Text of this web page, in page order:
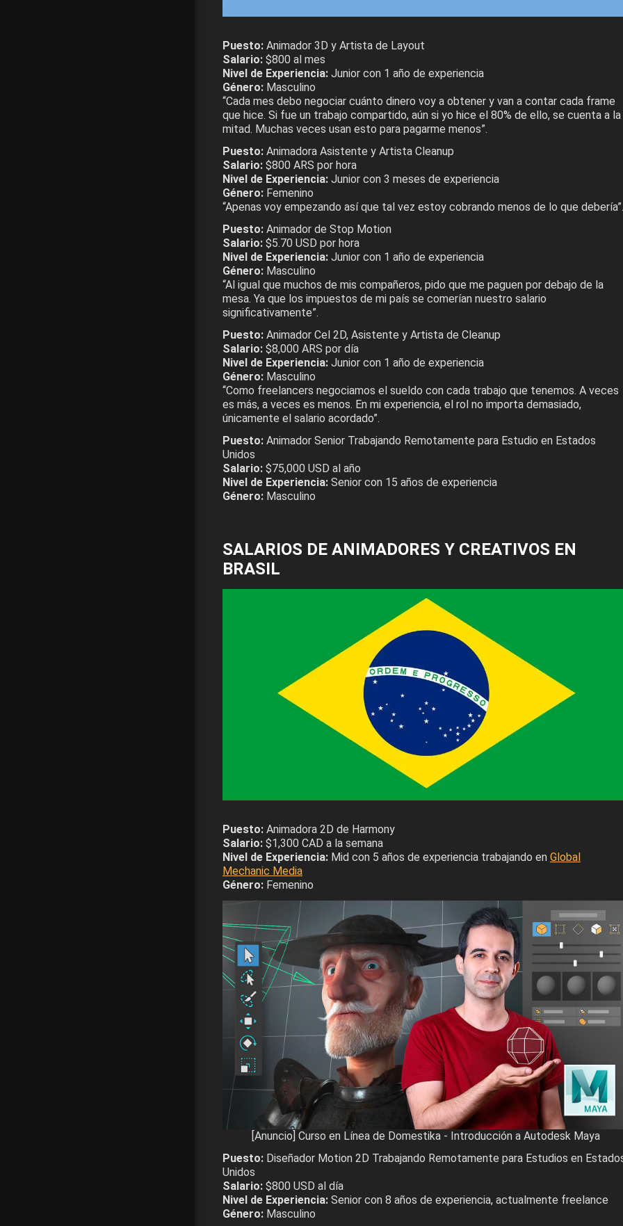
Puesto: Animador 3D y Artista de Layout
Salario: $800 al mes
Nivel de Experiencia: Junior con 1 año de experiencia
Género: Masculino
“Cada mes debo negociar cuánto dinero voy a obtener y van a contar cada frame
que hice. Si fue un trabajo compartido, aún si yo hice el 80% de ello, se cuenta a la
mitad. Muchas veces usan esto para pagarme menos”.
Puesto: Animadora Asistente y Artista Cleanup
Salario: $800 ARS por hora
Nivel de Experiencia: Junior con 3 meses de experiencia
Género: Femenino
“Apenas voy empezando así que tal vez estoy cobrando menos de lo que debería”.
Puesto: Animador de Stop Motion
Salario: $5.70 USD por hora
Nivel de Experiencia: Junior con 1 año de experiencia
Género: Masculino
“Al igual que muchos de mis compañeros, pido que me paguen por debajo de la
mesa. Ya que los impuestos de mi país se comerían nuestro salario
significativamente”.
Puesto: Animador Cel 2D, Asistente y Artista de Cleanup
Salario: $8,000 ARS por día
Nivel de Experiencia: Junior con 1 año de experiencia
Género: Masculino
“Como freelancers negociamos el sueldo con cada trabajo que tenemos. A veces
es más, a veces es menos. En mi experiencia, el rol no importa demasiado,
únicamente el salario acordado”.
Puesto: Animador Senior Trabajando Remotamente para Estudio en Estados
Unidos
Salario: $75,000 USD al año
Nivel de Experiencia: Senior con 15 años de experiencia
Género: Masculino
SALARIOS DE ANIMADORES Y CREATIVOS EN
BRASIL
Puesto: Animadora 2D de Harmony
Salario: $1,300 CAD a la semana
Nivel de Experiencia: Mid con 5 años de experiencia trabajando en Global
Mechanic Media
Género: Femenino
[Anuncio] Curso en Línea de Domestika - Introducción a Autodesk Maya
Puesto: Diseñador Motion 2D Trabajando Remotamente para Estudios en
Unidos
Salario: $800 USD al día
Nivel de Experiencia: Senior con 8 años de experiencia, actualmente freelance
Género: Masculino